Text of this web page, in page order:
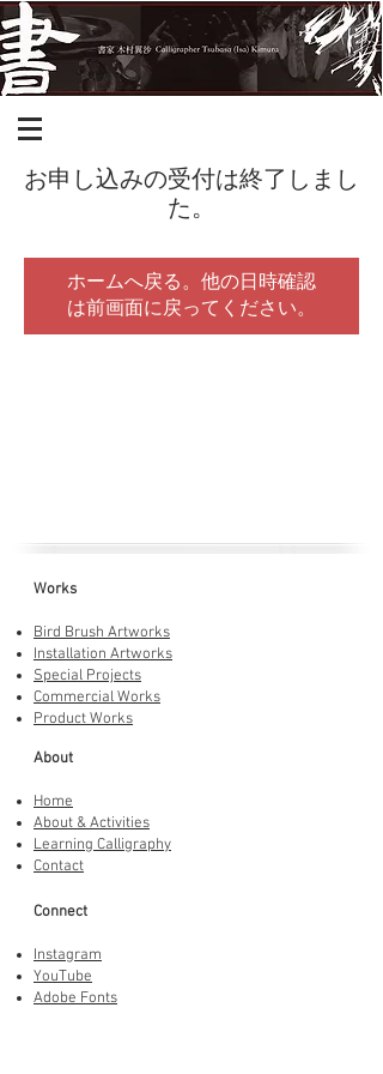
お申し込みの受付は終了しまし
た。
ホームへ戻る。他の日時確認
は前画面に戻ってください。
Works
Bird Brush Artworks
Installation Artworks
Special Projects
Commercial Works
Product Works
About
Home
About & Activities
Learning Calligraphy
Contact
Connect
Instagram
YouTube
Adobe Fonts